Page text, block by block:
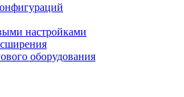
настройками
оборудования